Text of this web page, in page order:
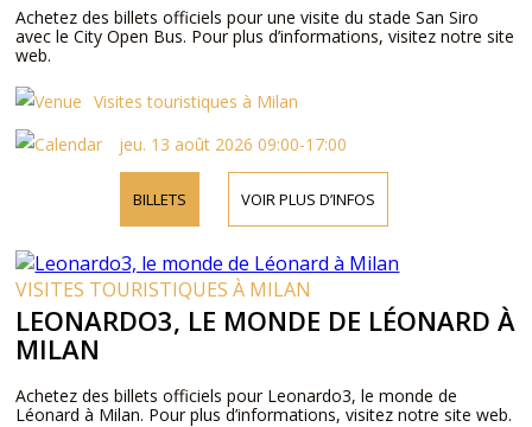
Achetez des billets officiels pour une visite du stade San Siro
avec le City Open Bus. Pour plus d’informations, visitez notre site
web.
Visites touristiques à Milan
jeu. 13 août 2026 09:00-17:00
BILLETS VOIR PLUS D’INFOS
VISITES TOURISTIQUES À MILAN
LEONARDO3, LE MONDE DE LÉONARD À
MILAN
Achetez des billets officiels pour Leonardo3, le monde de
Léonard à Milan. Pour plus d’informations, visitez notre site web.